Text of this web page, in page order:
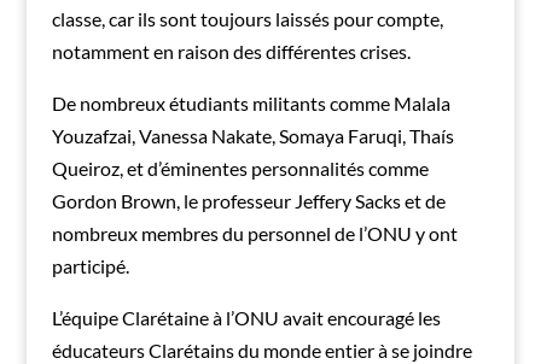
classe, car ils sont toujours laissés pour compte,
notamment en raison des différentes crises.
De nombreux étudiants militants comme Malala
Youzafzai, Vanessa Nakate, Somaya Faruqi, Thaís
Queiroz, et d’éminentes personnalités comme
Gordon Brown, le professeur Jeffery Sacks et de
nombreux membres du personnel de l’ONU y ont
participé.
L’équipe Clarétaine à l’ONU avait encouragé les
éducateurs Clarétains du monde entier à se joindre